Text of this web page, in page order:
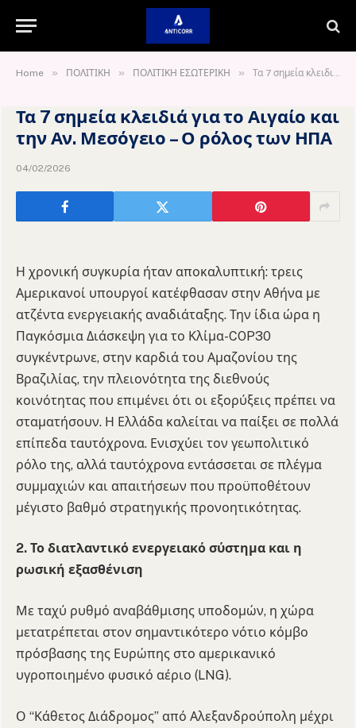
Home » ΠΟΛΙΤΙΚΗ » ΠΟΛΙΤΙΚΗ ΕΣΩΤΕΡΙΚΗ » Τα 7 σημεία κλειδιά για το Αιγαίο και την Αν. Μεσόγειο – Ο ρόλος των ΗΠΑ
Τα 7 σημεία κλειδιά για το Αιγαίο και
την Αν. Μεσόγειο – Ο ρόλος των ΗΠΑ
04/02/2026
Η χρονική συγκυρία ήταν αποκαλυπτική: τρεις
Αμερικανοί υπουργοί κατέφθασαν στην Αθήνα με
ατζέντα ενεργειακής αναδιάταξης. Την ίδια ώρα η
Παγκόσμια Διάσκεψη για το Κλίμα-COP30
συγκέντρωνε, στην καρδιά του Αμαζονίου της
Βραζιλίας, την πλειονότητα της διεθνούς
κοινότητας που επιμένει ότι οι εξορύξεις πρέπει να
σταματήσουν. Η Ελλάδα καλείται να παίξει σε πολλά
επίπεδα ταυτόχρονα. Ενισχύει τον γεωπολιτικό
ρόλο της, αλλά ταυτόχρονα εντάσσεται σε πλέγμα
συμμαχιών και απαιτήσεων που προϋποθέτουν
μέγιστο βαθμό στρατηγικής προνοητικότητας.
2. Το διατλαντικό ενεργειακό σύστημα και η
ρωσική εξασθένιση
Με ταχύ ρυθμό αναβάθμισης υποδομών, η χώρα
μετατρέπεται στον σημαντικότερο νότιο κόμβο
πρόσβασης της Ευρώπης στο αμερικανικό
υγροποιημένο φυσικό αέριο (LNG).
Ο “Κάθετος Διάδρομος” από Αλεξανδρούπολη μέχρι